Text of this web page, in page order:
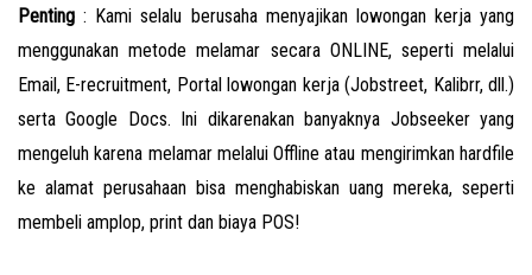
Penting : Kami selalu berusaha menyajikan lowongan kerja yang
menggunakan metode melamar secara ONLINE, seperti melalui
Email, E-recruitment, Portal lowongan kerja (Jobstreet, Kalibrr, dll.)
serta Google Docs. Ini dikarenakan banyaknya Jobseeker yang
mengeluh karena melamar melalui Offline atau mengirimkan hardfile
ke alamat perusahaan bisa menghabiskan uang mereka, seperti
membeli amplop, print dan biaya POS!